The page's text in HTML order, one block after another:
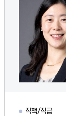
직책/직급